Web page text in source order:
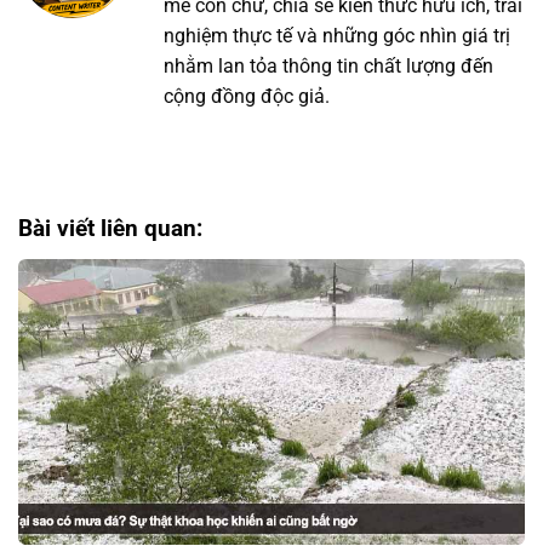
mê con chữ, chia sẻ kiến thức hữu ích, trải
nghiệm thực tế và những góc nhìn giá trị
nhằm lan tỏa thông tin chất lượng đến
cộng đồng độc giả.
Bài viết liên quan: